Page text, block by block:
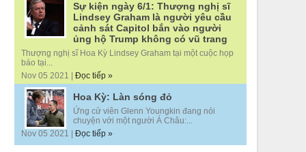
Sự kiện ngày 6/1: Thượng nghị sĩ
Lindsey Graham là người yêu cầu
cảnh sát Capitol bắn vào người
ủng hộ Trump không có vũ trang
Thượng nghị sĩ Hoa Kỳ Lindsey Graham tại một cuộc họp
báo tại...
Nov 05 2021 | Đọc tiếp »
Hoa Kỳ: Làn sóng đỏ
Ứng cử viên Glenn Youngkin đang nói
chuyện với một người Á Châu:...
Nov 05 2021 | Đọc tiếp »